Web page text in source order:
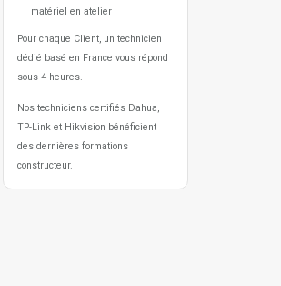
matériel en atelier
Pour chaque Client, un technicien
dédié basé en France vous répond
sous 4 heures.
Nos techniciens certifiés Dahua,
TP-Link et Hikvision bénéficient
des dernières formations
constructeur.